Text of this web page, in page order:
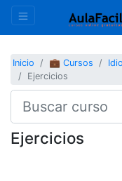
Inicio 💼 Cursos
Ejercicios
Ejercicios